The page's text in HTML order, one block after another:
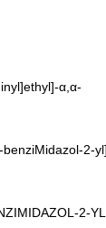
α,α-
2-
2-